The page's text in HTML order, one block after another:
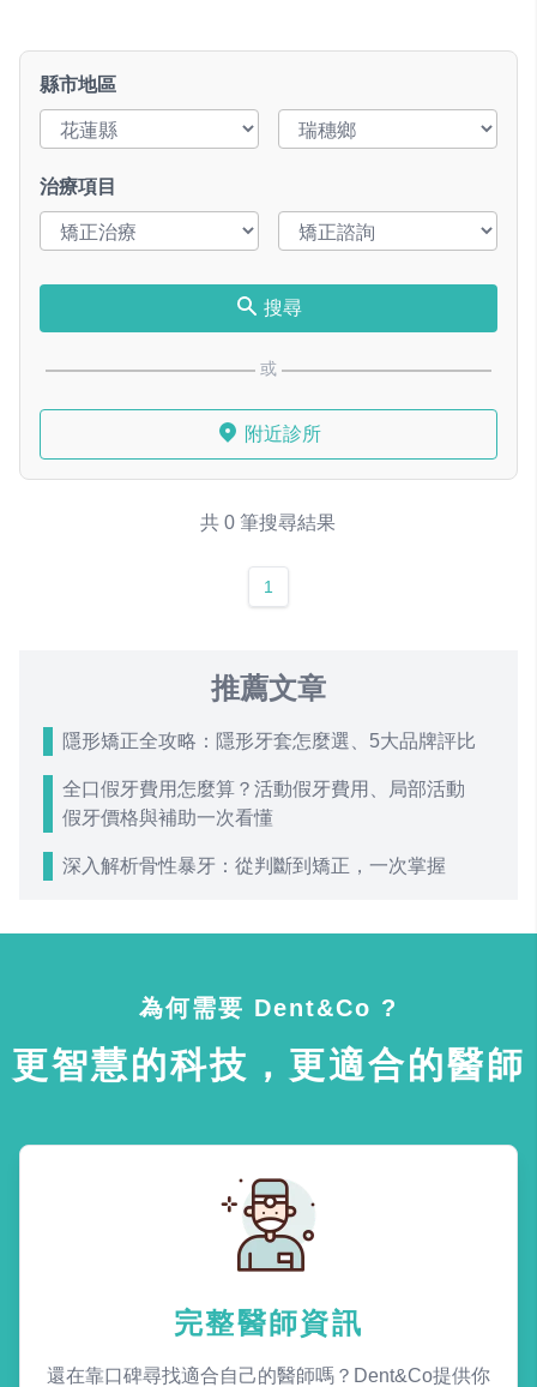
縣市地區
治療項目
搜尋
或
附近診所
共 0 筆搜尋結果
1
推薦文章
隱形矯正全攻略：隱形牙套怎麼選、5大品牌評比
全口假牙費用怎麼算？活動假牙費用、局部活動
假牙價格與補助一次看懂
深入解析骨性暴牙：從判斷到矯正，一次掌握
為何需要 Dent&Co ?
更智慧的科技，更適合的醫師
完整醫師資訊
還在靠口碑尋找適合自己的醫師嗎？Dent&Co提供你